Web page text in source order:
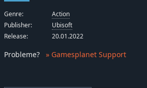
Genre:
Action
Publisher:
Ubisoft
Release:
20.01.2022
Probleme? » Gamesplanet Support